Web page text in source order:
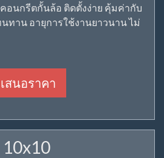
อนกรีตกั้นล้อ ติดตั้งง่าย คุ้มค่ากับ
ทาน อายุการใช้งานยาวนาน ไม่
สนอราคา